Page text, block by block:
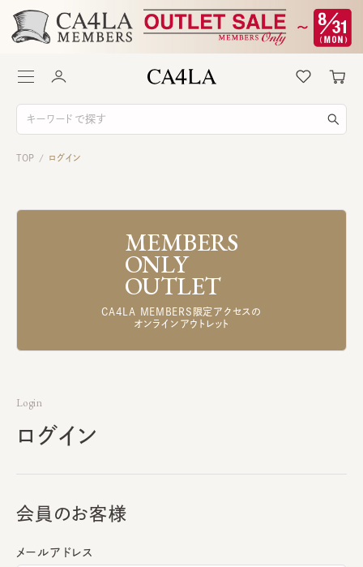
TOP / ログイン
MEMBERS
ONLY
OUTLET
CA4LA MEMBERS限定アクセスの
オンラインアウトレット
Login
ログイン
会員のお客様
メールアドレス